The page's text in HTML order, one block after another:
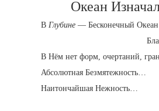
Океан
В Глубине — Бесконечный Океан
В Нём нет форм, очертаний,
Абсолютная Безмятежность…
Наитончайшая Нежность…